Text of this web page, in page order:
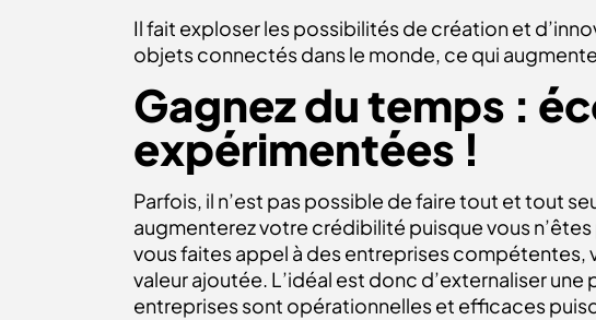
Il fait exploser les possibilités de création et
objets connectés dans le monde, ce qui
Gagnez du temps :
expérimentées !
Parfois, il n’est pas possible de faire tout et tout
augmenterez votre crédibilité puisque vous
vous faites appel à des entreprises compétentes,
valeur ajoutée. L’idéal est donc d’externaliser
entreprises sont opérationnelles et efficaces